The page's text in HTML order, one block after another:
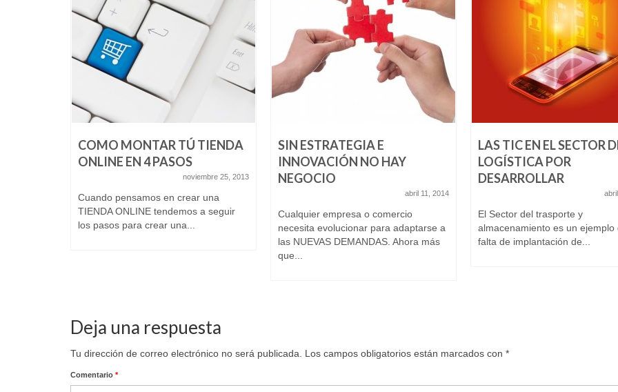
COMO MONTAR TÚ TIENDA
ONLINE EN 4 PASOS
noviembre 25, 2013
Cuando pensamos en crear una
TIENDA ONLINE tendemos a seguir
los pasos para crear una...
SIN ESTRATEGIA E
INNOVACIÓN NO HAY
NEGOCIO
abril 11, 2014
Cualquier empresa o comercio
necesita evolucionar para adaptarse a
las NUEVAS DEMANDAS. Ahora más
que...
LAS TIC EN EL SECTOR
LOGÍSTICA POR
DESARROLLAR
El Sector del trasporte y
almacenamiento es un ejemplo
falta de implantación de...
Deja una respuesta
Tu dirección de correo electrónico no será publicada. Los campos obligatorios están marcados con *
Comentario *